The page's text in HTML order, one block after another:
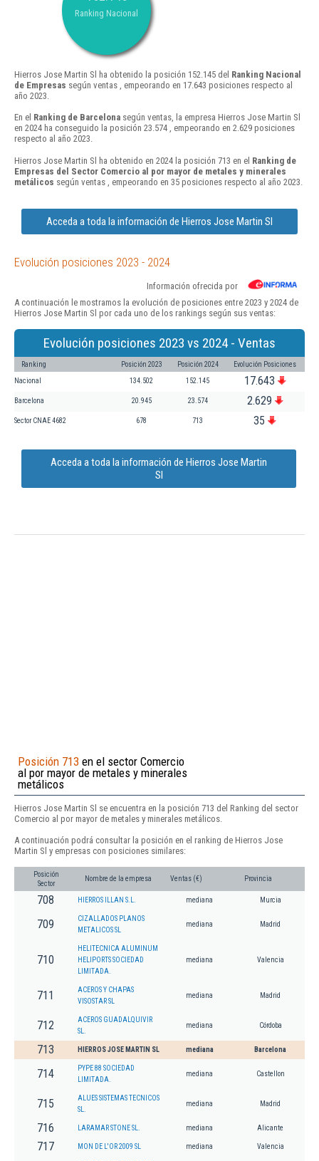
Ranking Nacional
Hierros Jose Martin Sl ha obtenido la posición 152.145 del Ranking Nacional
de Empresas según ventas , empeorando en 17.643 posiciones respecto al
año 2023.
En el Ranking de Barcelona según ventas, la empresa Hierros Jose Martin Sl
en 2024 ha conseguido la posición 23.574 , empeorando en 2.629 posiciones
respecto al año 2023.
Hierros Jose Martin Sl ha obtenido en 2024 la posición 713 en el Ranking de
Empresas del Sector Comercio al por mayor de metales y minerales
metálicos según ventas , empeorando en 35 posiciones respecto al año 2023.
Acceda a toda la información de Hierros Jose Martin Sl
Evolución posiciones 2023 - 2024
Información ofrecida por
A continuación le mostramos la evolución de posiciones entre 2023 y 2024 de
Hierros Jose Martin Sl por cada uno de los rankings según sus ventas:
Evolución posiciones 2023 vs 2024 - Ventas
Ranking Posición 2023 Posición 2024 Evolución Posiciones
Nacional 134.502 152.145 17.643
Barcelona 20.945 23.574 2.629
Sector CNAE 4682 678 713 35
Acceda a toda la información de Hierros Jose Martin
Sl
Posición 713 en el sector Comercio
al por mayor de metales y minerales
metálicos
Hierros Jose Martin Sl se encuentra en la posición 713 del Ranking del sector
Comercio al por mayor de metales y minerales metálicos.
A continuación podrá consultar la posición en el ranking de Hierros Jose
Martin Sl y empresas con posiciones similares:
Posición
Sector
Nombre de la empresa Ventas (€) Provincia
708 HIERROS ILLAN S.L. mediana Murcia
709
CIZALLADOS PLANOS
METALICOS SL
mediana Madrid
710
HELITECNICA ALUMINUM
HELIPORTS SOCIEDAD
LIMITADA.
mediana Valencia
711
ACEROS Y CHAPAS
VISOSTAR SL
mediana Madrid
712
ACEROS GUADALQUIVIR
SL.
mediana Córdoba
713 HIERROS JOSE MARTIN SL mediana Barcelona
714
PYPE 88 SOCIEDAD
LIMITADA.
mediana Castellon
715
ALUES SISTEMAS TECNICOS
SL.
mediana Madrid
716 LARAMAR STONE SL. mediana Alicante
717 MON DE L'OR 2009 SL mediana Valencia